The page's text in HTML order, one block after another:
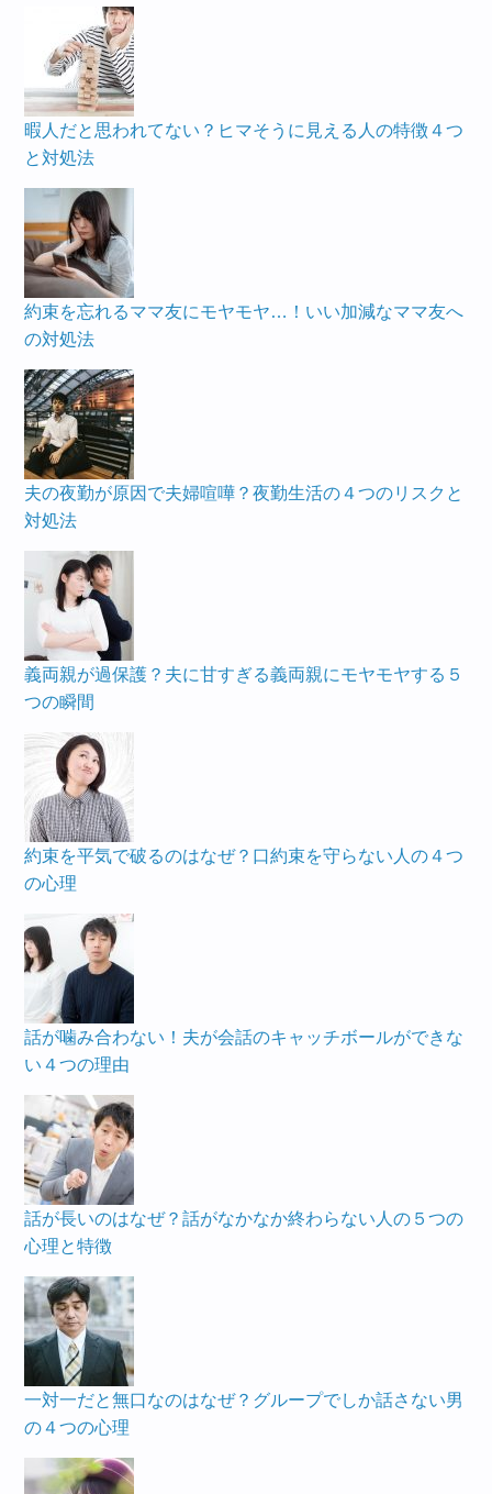
暇人だと思われてない？ヒマそうに見える人の特徴４つ
と対処法
約束を忘れるママ友にモヤモヤ…！いい加減なママ友へ
の対処法
夫の夜勤が原因で夫婦喧嘩？夜勤生活の４つのリスクと
対処法
義両親が過保護？夫に甘すぎる義両親にモヤモヤする５
つの瞬間
約束を平気で破るのはなぜ？口約束を守らない人の４つ
の心理
話が噛み合わない！夫が会話のキャッチボールができな
い４つの理由
話が長いのはなぜ？話がなかなか終わらない人の５つの
心理と特徴
一対一だと無口なのはなぜ？グループでしか話さない男
の４つの心理